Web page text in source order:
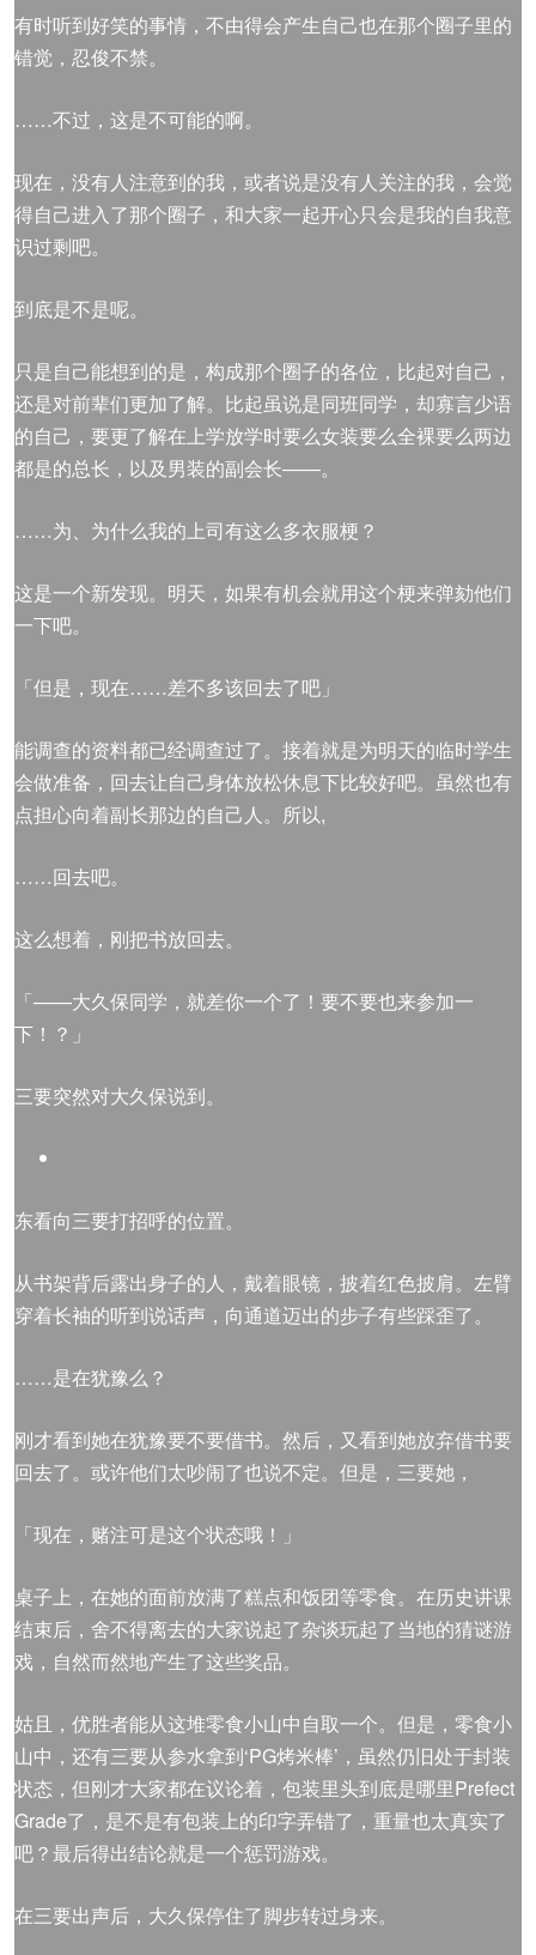
有时听到好笑的事情，不由得会产生自己也在那个圈子里的
错觉，忍俊不禁。
……不过，这是不可能的啊。
现在，没有人注意到的我，或者说是没有人关注的我，会觉
得自己进入了那个圈子，和大家一起开心只会是我的自我意
识过剩吧。
到底是不是呢。
只是自己能想到的是，构成那个圈子的各位，比起对自己，
还是对前辈们更加了解。比起虽说是同班同学，却寡言少语
的自己，要更了解在上学放学时要么女装要么全裸要么两边
都是的总长，以及男装的副会长——。
……为、为什么我的上司有这么多衣服梗？
这是一个新发现。明天，如果有机会就用这个梗来弹劾他们
一下吧。
「但是，现在……差不多该回去了吧」
能调查的资料都已经调查过了。接着就是为明天的临时学生
会做准备，回去让自己身体放松休息下比较好吧。虽然也有
点担心向着副长那边的自己人。所以,
……回去吧。
这么想着，刚把书放回去。
「——大久保同学，就差你一个了！要不要也来参加一
下！？」
三要突然对大久保说到。
东看向三要打招呼的位置。
从书架背后露出身子的人，戴着眼镜，披着红色披肩。左臂
穿着长袖的听到说话声，向通道迈出的步子有些踩歪了。
……是在犹豫么？
刚才看到她在犹豫要不要借书。然后，又看到她放弃借书要
回去了。或许他们太吵闹了也说不定。但是，三要她，
「现在，赌注可是这个状态哦！」
桌子上，在她的面前放满了糕点和饭团等零食。在历史讲课
结束后，舍不得离去的大家说起了杂谈玩起了当地的猜谜游
戏，自然而然地产生了这些奖品。
姑且，优胜者能从这堆零食小山中自取一个。但是，零食小
山中，还有三要从参水拿到‘PG烤米棒’，虽然仍旧处于封装
状态，但刚才大家都在议论着，包装里头到底是哪里Prefect
Grade了，是不是有包装上的印字弄错了，重量也太真实了
吧？最后得出结论就是一个惩罚游戏。
在三要出声后，大久保停住了脚步转过身来。